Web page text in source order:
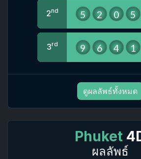
2nd 5 2 0 5
3rd 9 6 4 1
ดูผลลัพธ์ทั้งหมด
Phuket
ผลลัพธ์